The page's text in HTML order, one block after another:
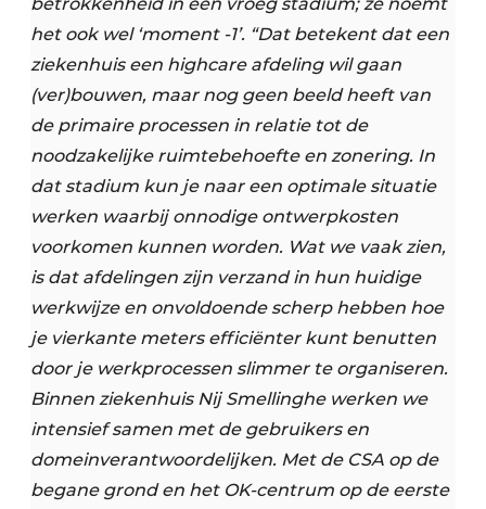
het ook wel ‘moment -1’. “Dat betekent dat een
ziekenhuis een highcare afdeling wil gaan
(ver)bouwen, maar nog geen beeld heeft van
de primaire processen in relatie tot de
noodzakelijke ruimtebehoefte en zonering. In
dat stadium kun je naar een optimale situatie
werken waarbij onnodige ontwerpkosten
voorkomen kunnen worden. Wat we vaak zien,
is dat afdelingen zijn verzand in hun huidige
werkwijze en onvoldoende scherp hebben hoe
je vierkante meters efficiënter kunt benutten
door je werkprocessen slimmer te organiseren.
Binnen ziekenhuis Nij Smellinghe werken we
intensief samen met de gebruikers en
domeinverantwoordelijken. Met de CSA op de
begane grond en het OK-centrum op de eerste